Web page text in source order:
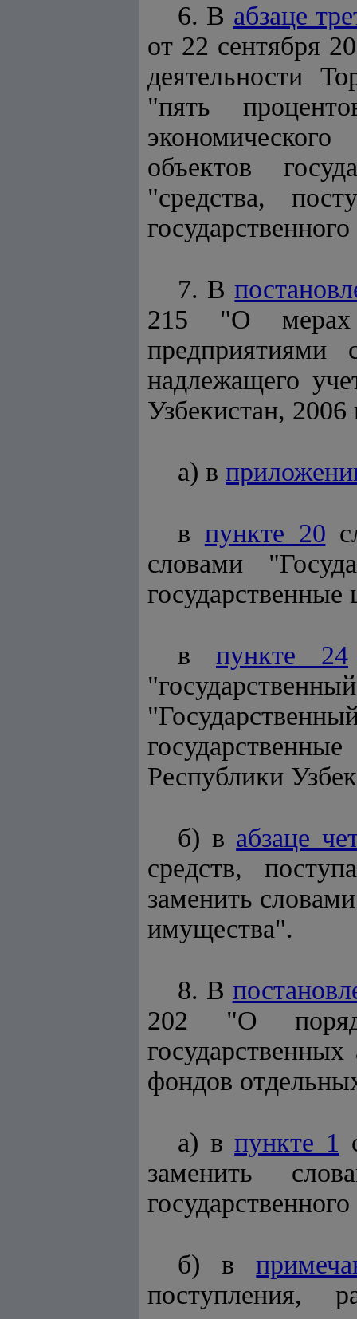
6. В абзаце
от 22 сентября
деятельности
"пять
объектов
"средства,
7. В
215 "О мерах
предприятиями
надлежащего
Узбекистан, 2006
а) в
в пункте 20
словами
в пункте 24
Республики
б) в абзаце
средств,
заменить
имущества".
8. В
202 "О
фондов
а) впункте 1
заменить
б) в
поступления,